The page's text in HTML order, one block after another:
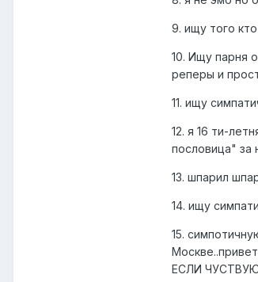
9. ищу того
10. Ищу парня
реперы и
11. ищу
12. я 16 ти-
пословица" за
13. шпарил
14. ищу
15.
ЕСЛИ